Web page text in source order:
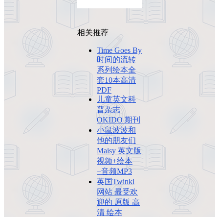
相关推荐
Time Goes By
时间的流转
系列绘本全
套10本高清
PDF
儿童英文科
普杂志
OKIDO 期刊
小鼠波波和
他的朋友们
Maisy 英文版
视频+绘本
+音频MP3
英国Twinkl
网站 最受欢
迎的 原版 高
清 绘本